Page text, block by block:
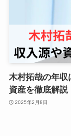
木村拓哉の年収
資産を徹底解説
2025年2月8日